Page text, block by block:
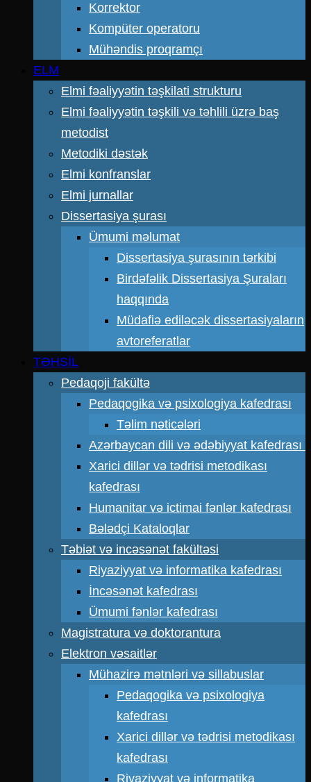
Korrektor
Kompüter operatoru
Mühəndis proqramçı
ELM
Elmi fəaliyyətin təşkilati strukturu
Elmi fəaliyyətin təşkili və təhlili üzrə baş
metodist
Metodiki dəstək
Elmi konfranslar
Elmi jurnallar
Dissertasiya şurası
Ümumi məlumat
Dissertasiya şurasının tərkibi
Birdəfəlik Dissertasiya Şuraları
haqqında
Müdafiə ediləcək dissertasiyaların
avtoreferatlar
TƏHSİL
Pedaqoji fakültə
Pedaqogika və psixologiya kafedrası
Təlim nəticələri
Azərbaycan dili və ədəbiyyat kafedrası
Xarici dillər və tədrisi metodikası
kafedrası
Humanitar və ictimai fənlər kafedrası
Bələdçi Kataloqlar
Təbiət və incəsənət fakültəsi
Riyaziyyat və informatika kafedrası
İncəsənət kafedrası
Ümumi fənlər kafedrası
Magistratura və doktorantura
Elektron vəsaitlər
Mühazirə mətnləri və sillabuslar
Pedaqogika və psixologiya
kafedrası
Xarici dillər və tədrisi metodikası
kafedrası
Riyaziyyat və informatika